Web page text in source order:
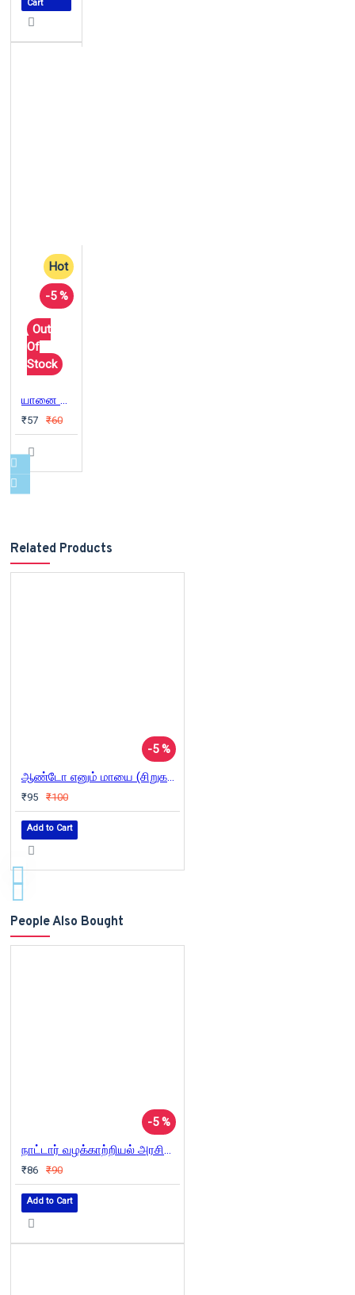
Cart
Hot
-5 %
Out
Of
Stock
யானை டாக்டர்
₹57 ₹60
Related Products
-5 %
ஆண்டோ எனும் மாயை (சிறுகதைத் தொகுப்பு)
₹95 ₹100
Add to Cart
People Also Bought
-5 %
நாட்டார் வழக்காற்றியல் அரசியல்
₹86 ₹90
Add to Cart